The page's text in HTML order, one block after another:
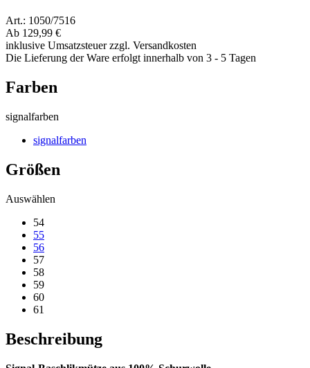
Art.: 1050/7516
Ab 129,99 €
inklusive Umsatzsteuer zzgl. Versandkosten
Die Lieferung der Ware erfolgt innerhalb von 3 - 5 Tagen
Farben
signalfarben
signalfarben
Größen
Auswählen
54
55
56
57
58
59
60
61
Beschreibung